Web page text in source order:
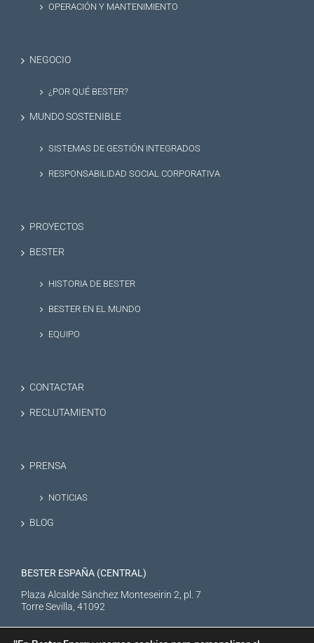
OPERACIÓN Y MANTENIMIENTO
NEGOCIO
¿POR QUÉ BESTER?
MUNDO SOSTENIBLE
SISTEMAS DE GESTIÓN INTEGRADOS
RESPONSABILIDAD SOCIAL CORPORATIVA
PROYECTOS
BESTER
HISTORIA DE BESTER
BESTER EN EL MUNDO
EQUIPO
CONTACTAR
RECLUTAMIENTO
PRENSA
NOTICIAS
BLOG
BESTER ESPAÑA (CENTRAL)
Plaza Alcalde Sánchez Monteseirin 2, pl. 7
Torre Sevilla, 41092